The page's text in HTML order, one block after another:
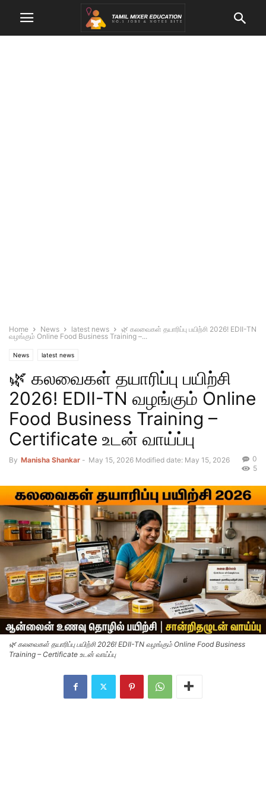
Home News latest news
🌿 கலவைகள் தயாரிப்பு பயிற்சி 2026! EDII-TN
வழங்கும் Online Food Business Training –...
News latest news
🌿 கலவைகள் தயாரிப்பு பயிற்சி
2026! EDII-TN வழங்கும் Online
Food Business Training –
Certificate உடன் வாய்ப்பு
By Manisha Shankar - May 15, 2026 Modified date: May 15, 2026
0
5
🌿 கலவைகள் தயாரிப்பு பயிற்சி 2026! EDII-TN வழங்கும் Online Food Business
Training – Certificate உடன் வாய்ப்பு